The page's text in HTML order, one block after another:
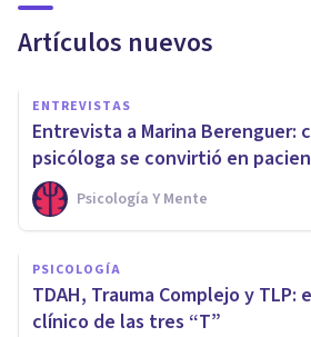
Artículos nuevos
ENTREVISTAS
Entrevista a Marina Berenguer:
psicóloga se convirtió en
Psicología Y Mente
PSICOLOGÍA
TDAH, Trauma Complejo y
clínico de las tres “T”